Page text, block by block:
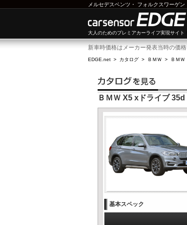
メルセデスベンツ ・ フォルクスワーゲン
大人のためのプレミアカーライフ実現サイ
新車時価格はメーカー発表当時の価
EDGE.net > カタログ > ＢＭＷ > ＢＭ
ＢＭＷ X5 xドライブ
基本スペック